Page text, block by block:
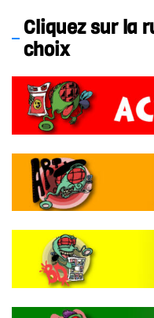
Cliquez sur la
choix